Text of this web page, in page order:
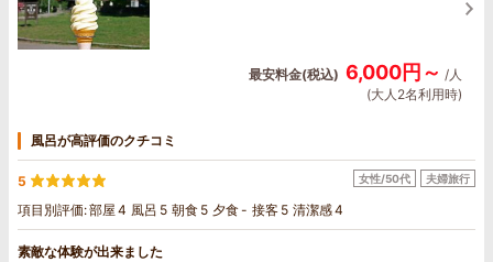
最安料金(税込) 6,000円～ /人
(大人2名利用時)
風呂が高評価のクチコミ
5
項目別評価:部屋 4 風呂 5 朝食 5 夕食- 接客 5 清潔感4
女性/50代 夫婦旅行
素敵な体験が出来ました